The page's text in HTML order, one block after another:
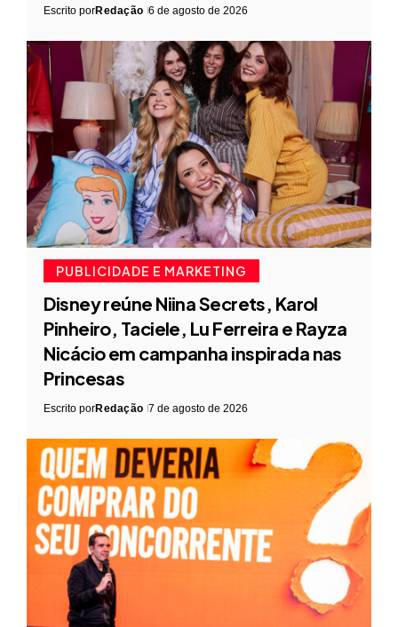
Escrito porRedação 6 de agosto de 2026
PUBLICIDADE E MARKETING
Disney reúne Niina Secrets, Karol
Pinheiro, Taciele, Lu Ferreira e Rayza
Nicácio em campanha inspirada nas
Princesas
Escrito porRedação 7 de agosto de 2026